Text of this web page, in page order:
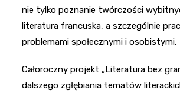
nie tylko poznanie twórczości
literatura francuska, a szczególnie
problemami społecznymi i osobistymi.
Całoroczny projekt „Literatura bez
dalszego zgłębiania tematów